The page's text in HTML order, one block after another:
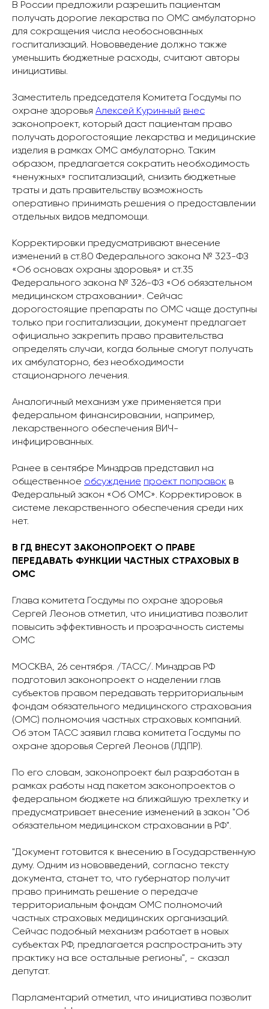
В России предложили разрешить пациентам
получать дорогие лекарства по ОМС амбулаторно
для сокращения числа необоснованных
госпитализаций. Нововведение должно также
уменьшить бюджетные расходы, считают авторы
инициативы.
Заместитель председателя Комитета Госдумы по
охране здоровья Алексей Куринный внес
законопроект, который даст пациентам право
получать дорогостоящие лекарства и медицинские
изделия в рамках ОМС амбулаторно. Таким
образом, предлагается сократить необходимость
«ненужных» госпитализаций, снизить бюджетные
траты и дать правительству возможность
оперативно принимать решения о предоставлении
отдельных видов медпомощи.
Корректировки предусматривают внесение
изменений в ст.80 Федерального закона № 323-ФЗ
«Об основах охраны здоровья» и ст.35
Федерального закона № 326-ФЗ «Об обязательном
медицинском страховании». Сейчас
дорогостоящие препараты по ОМС чаще доступны
только при госпитализации, документ предлагает
официально закрепить право правительства
определять случаи, когда больные смогут получать
их амбулаторно, без необходимости
стационарного лечения.
Аналогичный механизм уже применяется при
федеральном финансировании, например,
лекарственного обеспечения ВИЧ-
инфицированных.
Ранее в сентябре Минздрав представил на
общественное обсуждение проект поправок в
Федеральный закон «Об ОМС». Корректировок в
системе лекарственного обеспечения среди них
нет.
В ГД ВНЕСУТ ЗАКОНОПРОЕКТ О ПРАВЕ
ПЕРЕДАВАТЬ ФУНКЦИИ ЧАСТНЫХ СТРАХОВЫХ В
ОМС
Глава комитета Госдумы по охране здоровья
Сергей Леонов отметил, что инициатива позволит
повысить эффективность и прозрачность системы
ОМС
МОСКВА, 26 сентября. /ТАСС/. Минздрав РФ
подготовил законопроект о наделении глав
субъектов правом передавать территориальным
фондам обязательного медицинского страхования
(ОМС) полномочия частных страховых компаний.
Об этом ТАСС заявил глава комитета Госдумы по
охране здоровья Сергей Леонов (ЛДПР).
По его словам, законопроект был разработан в
рамках работы над пакетом законопроектов о
федеральном бюджете на ближайшую трехлетку и
предусматривает внесение изменений в закон "Об
обязательном медицинском страховании в РФ".
"Документ готовится к внесению в Государственную
думу. Одним из нововведений, согласно тексту
документа, станет то, что губернатор получит
право принимать решение о передаче
территориальным фондам ОМС полномочий
частных страховых медицинских организаций.
Сейчас подобный механизм работает в новых
субъектах РФ, предлагается распространить эту
практику на все остальные регионы", - сказал
депутат.
Парламентарий отметил, что инициатива позволит